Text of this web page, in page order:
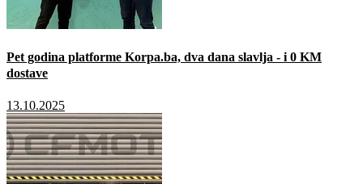
Pet godina platforme Korpa.ba, dva dana slavlja - i 0 KM
dostave
13.10.2025